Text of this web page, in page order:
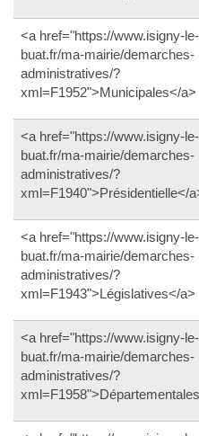
<a href="https://www.isigny-le-
buat.fr/ma-mairie/demarches-
administratives/?
xml=F1952">Municipales</a>
<a href="https://www.isigny-le-
buat.fr/ma-mairie/demarches-
administratives/?
xml=F1940">Présidentielle</
<a href="https://www.isigny-le-
buat.fr/ma-mairie/demarches-
administratives/?
xml=F1943">Législatives</a>
<a href="https://www.isigny-le-
buat.fr/ma-mairie/demarches-
administratives/?